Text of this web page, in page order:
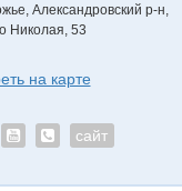
Александровский р-н,
Николая, 53
на карте
сайт